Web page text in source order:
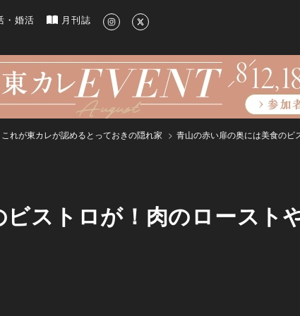
メ、洗練されたライフスタイル情報
・婚活 月刊誌
これが東カレが認めるとっておきの隠れ家
青山の赤い扉の奥には美食のビ
ストロが！肉のロースト